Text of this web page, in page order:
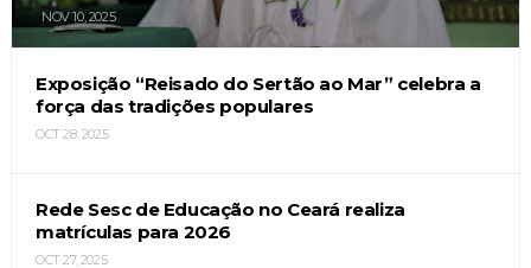
NOV 10, 2025
Exposição “Reisado do Sertão ao Mar” celebra a
força das tradições populares
OCT 28, 2025
Rede Sesc de Educação no Ceará realiza
matrículas para 2026
OCT 27, 2025